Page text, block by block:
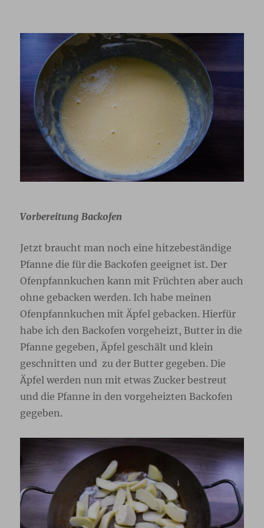
Vorbereitung Backofen
Jetzt braucht man noch eine hitzebeständige
Pfanne die für die Backofen geeignet ist. Der
Ofenpfannkuchen kann mit Früchten aber auch
ohne gebacken werden. Ich habe meinen
Ofenpfannkuchen mit Äpfel gebacken. Hierfür
habe ich den Backofen vorgeheizt, Butter in die
Pfanne gegeben, Äpfel geschält und klein
geschnitten und zu der Butter gegeben. Die
Äpfel werden nun mit etwas Zucker bestreut
und die Pfanne in den vorgeheizten Backofen
gegeben.